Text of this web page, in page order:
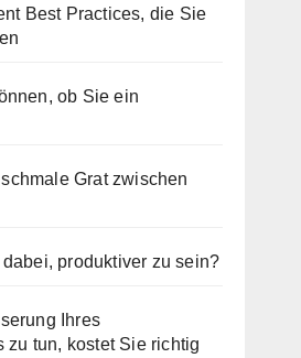
Best Practices, die Sie
ob Sie ein
Grat zwischen
produktiver zu sein?
Ihres
zu tun, kostet Sie richtig